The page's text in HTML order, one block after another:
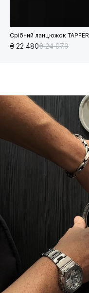
Срібний ланцюжок TAPFER
₴ 22 480₴ 24 970